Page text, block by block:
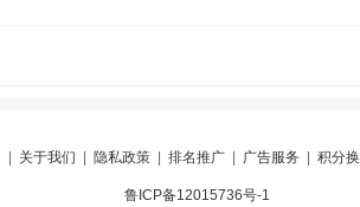
关于我们 隐私政策 排名推广 广告服务 积分
鲁ICP备12015736号-1